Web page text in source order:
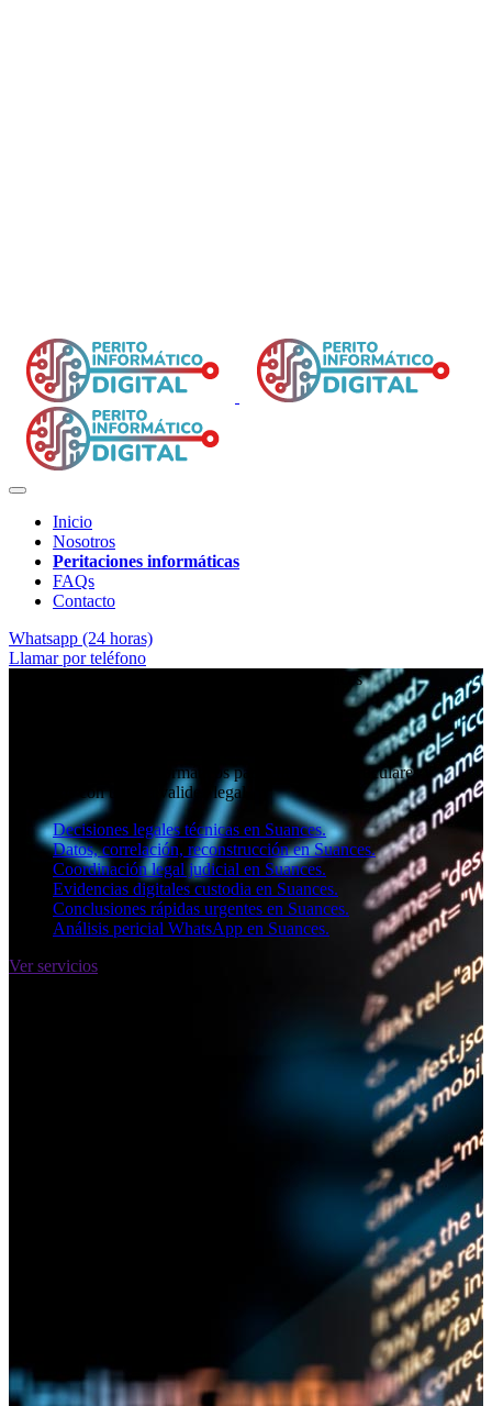
Inicio
Nosotros
Peritaciones informáticas
FAQs
Contacto
Whatsapp (24 horas)
Llamar por teléfono
Suances
Informes periciales informáticos para empresas, particulares y
abogados con toda la validez legal.
Decisiones legales técnicas en Suances.
Datos, correlación, reconstrucción en Suances.
Coordinación legal judicial en Suances.
Evidencias digitales custodia en Suances.
Conclusiones rápidas urgentes en Suances.
Análisis pericial WhatsApp en Suances.
Ver servicios